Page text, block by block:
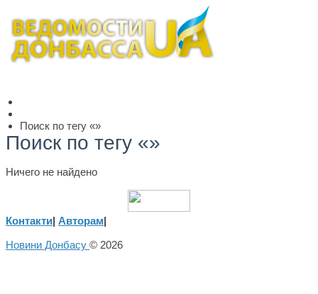
Поиск по тегу «»
Поиск по тегу «»
Ничего не найдено
Контакти| Авторам|
Новини Донбасу © 2026